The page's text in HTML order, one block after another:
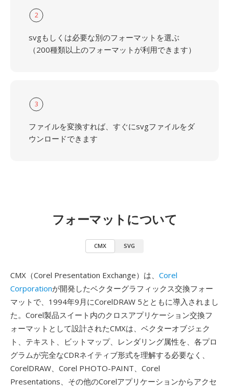
2
svgもしくは必要な別のフォーマットを選ぶ
（200種類以上のフォーマットが利用できます）
3
ファイルを変換すれば、すぐにsvgファイルをダ
ウンロードできます
フォーマットについて
CMX SVG
CMX（Corel Presentation Exchange）は、 Corel
Corporationが開発したベクターグラフィックス交換フォー
マットで、1994年9月にCorelDRAW 5とともに導入されまし
た。Corel製品スイート内のクロスアプリケーション交換フ
ォーマットとして設計されたCMXは、ベクターオブジェク
ト、テキスト、ビットマップ、レンダリング属性を、各プロ
グラムが完全なCDRネイティブ形式を理解する必要なく、
CorelDRAW、Corel PHOTO-PAINT、Corel
Presentations、その他のCorelアプリケーションからアクセ